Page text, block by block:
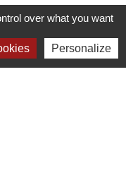
confidentialité -
du site -
over what you want
Personalize